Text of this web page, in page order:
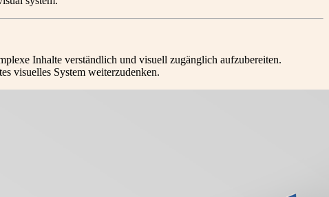
Inhalte verständlich und visuell zugänglich aufzubereiten.
visuelles System weiterzudenken.